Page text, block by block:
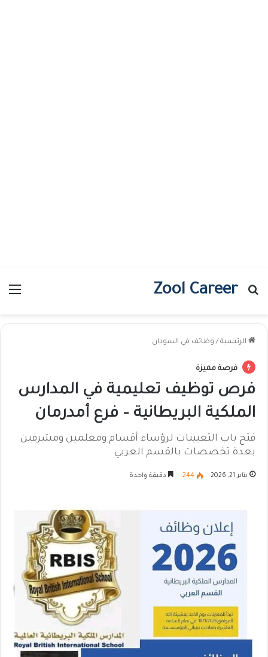
Zool Career
بحث عن
الرئيسية / وظائف في السودان
فرصة مميزة
فرص توظيف تعليمية في المدارس
الملكية البريطانية – فرع أمدرمان
فتح باب التعيينات لرؤساء أقسام ومعلمين ومشرفين
بعدة تخصصات بالقسم العربي
يناير 21, 2026 244 دقيقة واحدة